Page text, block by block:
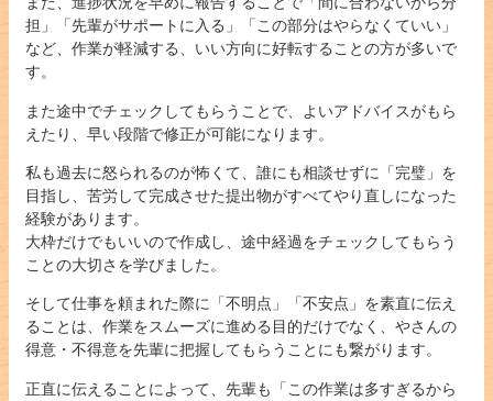
担」「先輩がサポートに入る」「この部分はやらなくていい」
など、作業が軽減する、いい方向に好転することの方が多いで
す。
また途中でチェックしてもらうことで、よいアドバイスがもら
えたり、早い段階で修正が可能になります。
私も過去に怒られるのが怖くて、誰にも相談せずに「完璧」を
目指し、苦労して完成させた提出物がすべてやり直しになった
経験があります。
大枠だけでもいいので作成し、途中経過をチェックしてもらう
ことの大切さを学びました。
そして仕事を頼まれた際に「不明点」「不安点」を素直に伝え
ることは、作業をスムーズに進める目的だけでなく、やさんの
得意・不得意を先輩に把握してもらうことにも繋がります。
正直に伝えることによって、先輩も「この作業は多すぎるから